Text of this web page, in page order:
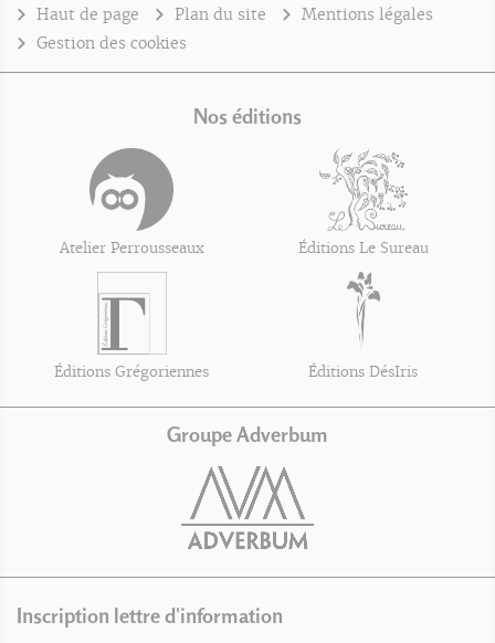
Haut de page Plan du site
Mentions légales
Gestion des cookies
Nos éditions
Atelier Perrousseaux Éditions Le Sureau
Éditions Grégoriennes Éditions DésIris
Groupe Adverbum
Inscription lettre d'information